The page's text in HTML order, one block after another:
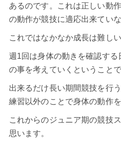
あるのです。これは正しい動
の動作が競技に適応出来ていな
これではなかなか成長は難しい
週1回は身体の動きを確認する
の事を考えていくということで
出来るだけ長い期間競技を行
練習以外のことで身体の動作
これからのジュニア期の競技
思います。